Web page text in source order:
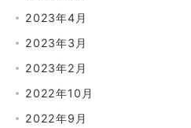
2023年4月
2023年3月
2023年2月
2022年10月
2022年9月